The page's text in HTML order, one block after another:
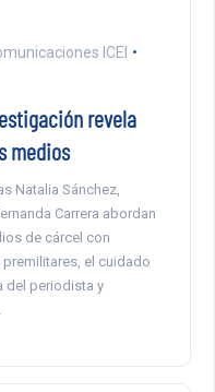
ICEI
revela
medios
Natalia Sánchez,
Carrera abordan
de cárcel con
el cuidado
del periodista y